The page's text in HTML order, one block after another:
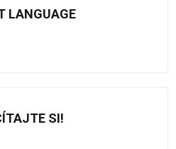
LANGUAGE
SI!